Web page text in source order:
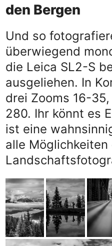
den Bergen
Und so
überwiegend
die Leica SL2-S
ausgeliehen. In
drei Zooms 16-
280. Ihr könnt es
ist eine
alle Möglichkeiten